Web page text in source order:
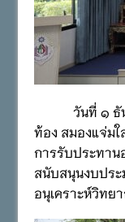
วันที่ ๑ ธันวา
ท้อง สมองแจ่ม
การรับประทาน
สนับสนุนงบปร
อนุเคราะห์วิทย